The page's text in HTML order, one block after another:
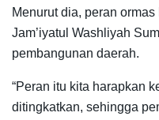
Menurut dia, peran
Jam’iyatul Washliyah
pembangunan daerah.
“Peran itu kita harapkan
ditingkatkan, sehingga